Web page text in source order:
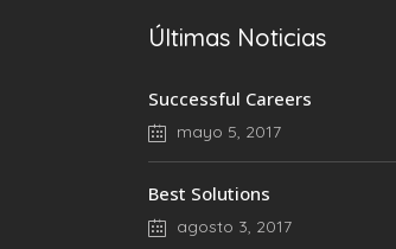
Últimas Noticias
Successful Careers
mayo 5, 2017
Best Solutions
agosto 3, 2017